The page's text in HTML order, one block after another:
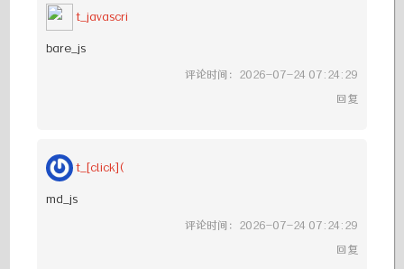
t_javascri
bare_js
评论时间：2026-07-24 07:24:29
回复
t_[click](
md_js
评论时间：2026-07-24 07:24:29
回复